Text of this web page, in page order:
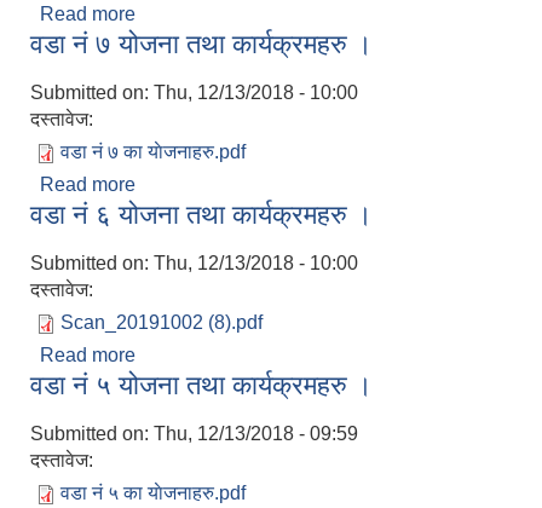
Read more
वडा नं ७ योजना तथा कार्यक्रमहरु ।
Submitted on: Thu, 12/13/2018 - 10:00
दस्तावेज:
वडा नं ७ का याेजनाहरु.pdf
Read more
वडा नं ६ योजना तथा कार्यक्रमहरु ।
Submitted on: Thu, 12/13/2018 - 10:00
दस्तावेज:
Scan_20191002 (8).pdf
Read more
वडा नं ५ योजना तथा कार्यक्रमहरु ।
Submitted on: Thu, 12/13/2018 - 09:59
दस्तावेज:
वडा न‌ं ५ का याेजनाहरु.pdf